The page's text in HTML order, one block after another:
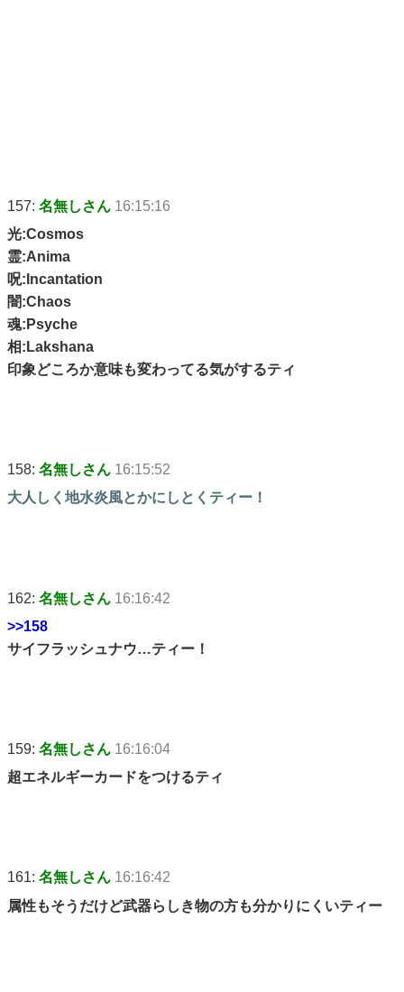
157: 名無しさん 16:15:16
光:Cosmos
霊:Anima
呪:Incantation
闇:Chaos
魂:Psyche
相:Lakshana
印象どころか意味も変わってる気がするティ
158: 名無しさん 16:15:52
大人しく地水炎風とかにしとくティー！
162: 名無しさん 16:16:42
>>158
サイフラッシュナウ…ティー！
159: 名無しさん 16:16:04
超エネルギーカードをつけるティ
161: 名無しさん 16:16:42
属性もそうだけど武器らしき物の方も分かりにくいティー